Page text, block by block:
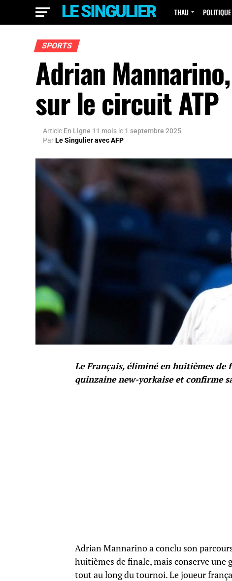
THAU POLITIQUE
SPORTS
Adrian
sur le circuit ATP
Article En Ligne 11 mois le 1 septembre 2025
ParLe Singulier avec AFP
Le Français, éliminé en huitièmes
quinzaine new-yorkaise et confirme
Adrian Mannarino a conclu son
huitièmes de finale, mais conserve une
tout au long du tournoi. Le joueur